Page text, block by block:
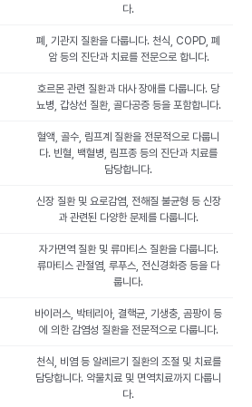
다.
폐, 기관지 질환을 다룹니다. 천식, COPD, 폐
암 등의 진단과 치료를 전문으로 합니다.
호르몬 관련 질환과 대사 장애를 다룹니다. 당
뇨병, 갑상선 질환, 골다공증 등을 포함합니다.
혈액, 골수, 림프계 질환을 전문적으로 다룹니
다. 빈혈, 백혈병, 림프종 등의 진단과 치료를
담당합니다.
신장 질환 및 요로감염, 전해질 불균형 등 신장
과 관련된 다양한 문제를 다룹니다.
자가면역 질환 및 류마티스 질환을 다룹니다.
류마티스 관절염, 루푸스, 전신경화증 등을 다
룹니다.
바이러스, 박테리아, 결핵균, 기생충, 곰팡이 등
에 의한 감염성 질환을 전문적으로 다룹니다.
천식, 비염 등 알레르기 질환의 조절 및 치료를
담당합니다. 약물치료 및 면역치료까지 다룹니
다.